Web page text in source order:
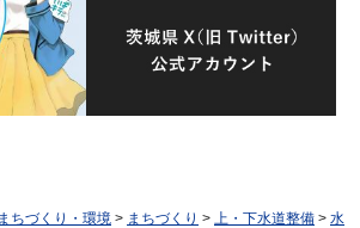
まちづくり・環境 > まちづくり > 上・下水道整備 > 水